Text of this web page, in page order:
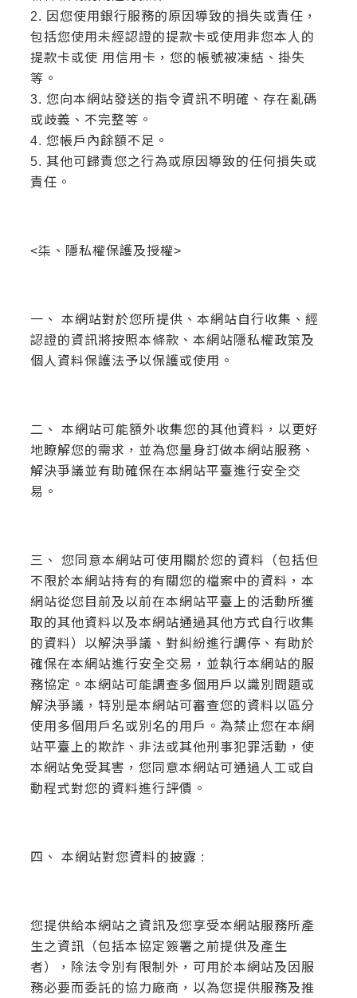
2. 因您使用銀行服務的原因導致的損失或責任，
包括您使用未經認證的提款卡或使用非您本人的
提款卡或使 用信用卡，您的帳號被凍結、掛失
等。
3. 您向本網站發送的指令資訊不明確、存在亂碼
或歧義、不完整等。
4. 您帳戶內餘額不足。
5. 其他可歸責您之行為或原因導致的任何損失或
責任。
<柒、隱私權保護及授權>
一、 本網站對於您所提供、本網站自行收集、經
認證的資訊將按照本條款、本網站隱私權政策及
個人資料保護法予以保護或使用。
二、 本網站可能額外收集您的其他資料，以更好
地瞭解您的需求，並為您量身訂做本網站服務、
解決爭議並有助確保在本網站平臺進行安全交
易。
三、 您同意本網站可使用關於您的資料（包括但
不限於本網站持有的有關您的檔案中的資料，本
網站從您目前及以前在本網站平臺上的活動所獲
取的其他資料以及本網站通過其他方式自行收集
的資料）以解決爭議、對糾紛進行調停、有助於
確保在本網站進行安全交易，並執行本網站的服
務協定。本網站可能調查多個用戶以識別問題或
解決爭議，特別是本網站可審查您的資料以區分
使用多個用戶名或別名的用戶。為禁止您在本網
站平臺上的欺詐、非法或其他刑事犯罪活動，使
本網站免受其害，您同意本網站可通過人工或自
動程式對您的資料進行評價。
四、 本網站對您資料的披露 :
您提供給本網站之資訊及您享受本網站服務所產
生之資訊（包括本協定簽署之前提供及產生
者），除法令別有限制外，可用於本網站及因服
務必要而委託的協力廠商，以為您提供服務及推